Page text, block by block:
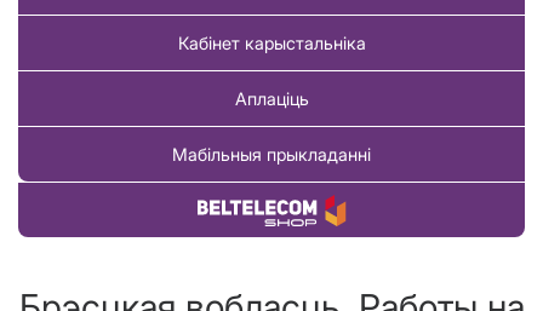
Кабінет карыстальніка
Аплаціць
Мабільныя прыкладанні
Купіць тавар